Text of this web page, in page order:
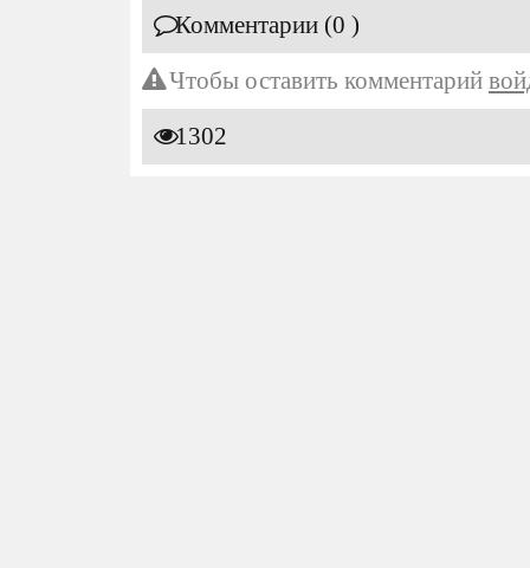
Комментарии (0 )
Чтобы оставить комментарий
1302